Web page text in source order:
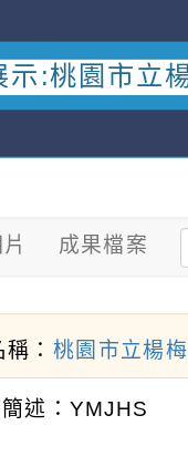
示:桃園市立
成果檔案
： 桃園市立楊
述：YMJHS